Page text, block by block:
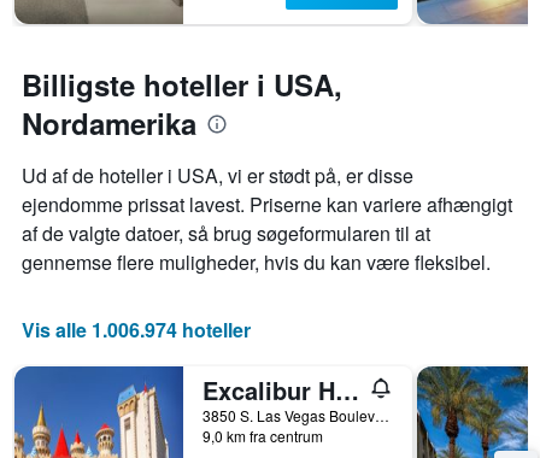
akse,
gennemsnitlige
pris
et
værelse
Billigste hoteller i USA,
Nordamerika
Ud af de hoteller i USA, vi er stødt på, er disse
ejendomme prissat lavest. Priserne kan variere afhængigt
af de valgte datoer, så brug søgeformularen til at
gennemse flere muligheder, hvis du kan være fleksibel.
Vis alle 1.006.974 hoteller
Excalibur Hotel & Casino
3850 S. Las Vegas Boulevard, Las Vegas, NV, USA
9,0 km fra centrum